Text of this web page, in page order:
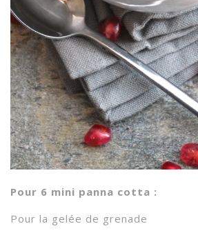
Pour 6 mini panna cotta :
Pour la gelée de grenade